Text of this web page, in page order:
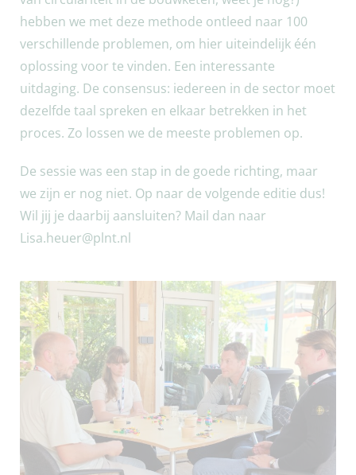
hebben we met deze methode ontleed naar 100
verschillende problemen, om hier uiteindelijk één
oplossing voor te vinden. Een interessante
uitdaging. De consensus: iedereen in de sector moet
dezelfde taal spreken en elkaar betrekken in het
proces. Zo lossen we de meeste problemen op.
De sessie was een stap in de goede richting, maar
we zijn er nog niet. Op naar de volgende editie dus!
Wil jij je daarbij aansluiten? Mail dan naar
Lisa.heuer@plnt.nl